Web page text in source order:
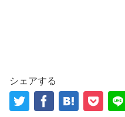
シェアする